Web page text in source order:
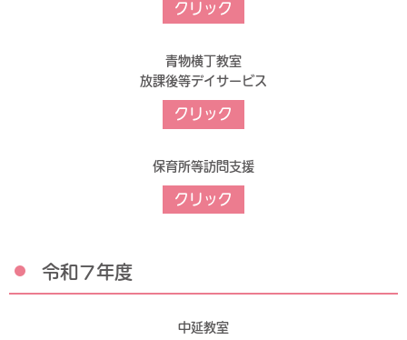
クリック
青物横丁教室
放課後等デイサービス
クリック
保育所等訪問支援
クリック
令和７年度
中延教室